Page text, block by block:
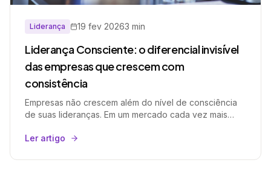
Liderança 19 fev 20263 min
Liderança Consciente: o diferencial invisível
das empresas que crescem com
consistência
Empresas não crescem além do nível de consciência
de suas lideranças. Em um mercado cada vez mais
passou a ser sustentar cultura, engajamento e direção
por que a liderança estratégica é o principal
Ler artigo